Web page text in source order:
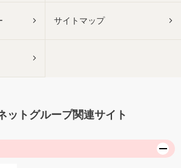
サイトマップ
ットグループ関連サイト